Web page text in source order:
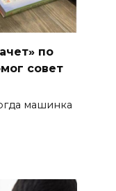
по
совет
машинка